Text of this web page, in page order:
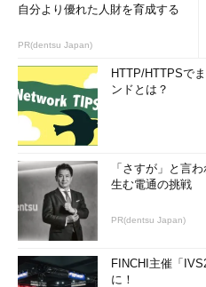
Release for Deferred Channel
Channel（旧称、CBB）は2016
す。
Office 2016は2015年9月にリリ
はリリース直後から利用できま
までOffice 2013バージョンが引
月からようやくOffice 2016バー
2016年2月9日（米国時間）に
「16.0.6001.1061」は、Deferred
自分より優れた人財を育成する
PR(dentsu Japan)
HTTP/HTTPSで
ンドとは？
「さすが」と言
生む電通の挑戦
PR(dentsu Japan)
FINCHI主催「
に！